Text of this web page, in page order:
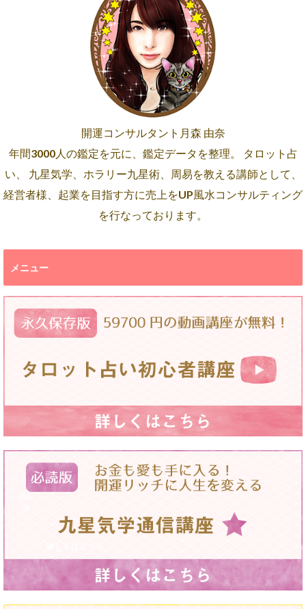
開運コンサルタント月森 由奈
年間3000人の鑑定を元に、鑑定データを整理。 タロット占
い、 九星気学、ホラリー九星術、周易を教える講師として、
経営者様、起業を目指す方に売上をUP風水コンサルティング
を行なっております。
メニュー